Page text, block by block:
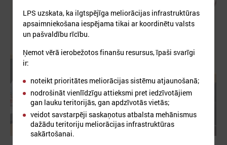
LPS uzskata, ka ilgtspējīga meliorācijas infrastruktūras
apsaimniekošana iespējama tikai ar koordinētu valsts
un pašvaldību rīcību.
Ņemot vērā ierobežotos finanšu resursus, īpaši svarīgi
ir:
noteikt prioritātes meliorācijas sistēmu atjaunošanā;
nodrošināt vienlīdzīgu attieksmi pret iedzīvotājiem
gan lauku teritorijās, gan apdzīvotās vietās;
veidot savstarpēji saskaņotus atbalsta mehānismus
dažādu teritoriju meliorācijas infrastruktūras
sakārtošanai.